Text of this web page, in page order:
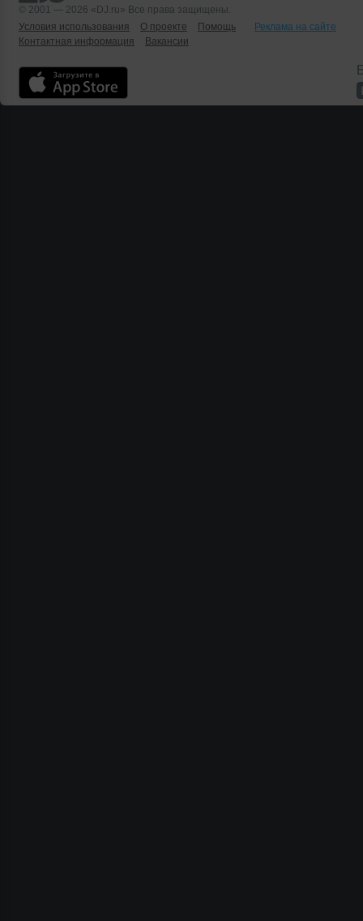
© 2001 — 2026 «DJ.ru» Все права защищены.
Условия использования
О проекте Помощь
Реклама на сайте
Контактная информация
Вакансии